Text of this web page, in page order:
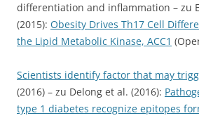
differentiation and inflammation – zu
(2015): Obesity Drives Th17 Cell
the Lipid Metabolic Kinase, ACC1
Scientists identify factor that may
(2016) – zu Delong et al. (2016):
type 1 diabetes recognize epitopes